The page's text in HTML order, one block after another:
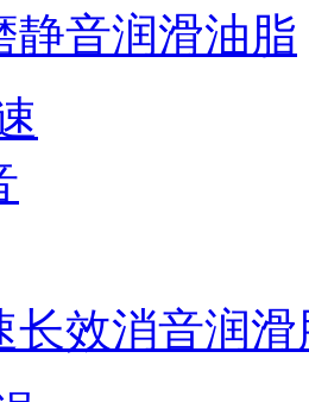
静音润滑油脂
长效消音润滑